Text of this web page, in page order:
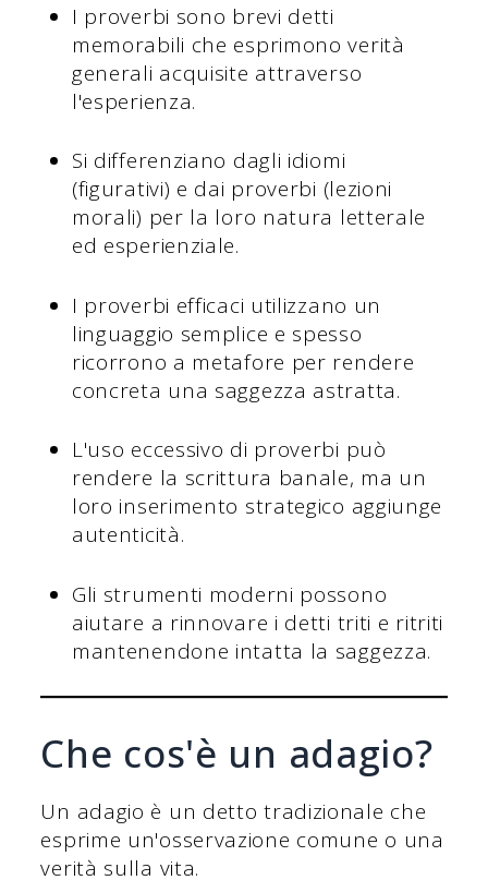
I proverbi sono brevi detti
memorabili che esprimono verità
generali acquisite attraverso
l'esperienza.
Si differenziano dagli idiomi
(figurativi) e dai proverbi (lezioni
morali) per la loro natura letterale
ed esperienziale.
I proverbi efficaci utilizzano un
linguaggio semplice e spesso
ricorrono a metafore per rendere
concreta una saggezza astratta.
L'uso eccessivo di proverbi può
rendere la scrittura banale, ma un
loro inserimento strategico aggiunge
autenticità.
Gli strumenti moderni possono
aiutare a rinnovare i detti triti e ritriti
mantenendone intatta la saggezza.
Che cos'è un adagio?
Un adagio è un detto tradizionale che
esprime un'osservazione comune o una
verità sulla vita.